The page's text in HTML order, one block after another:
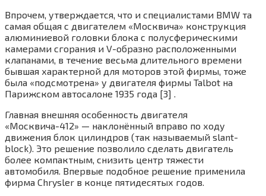
Впрочем, утверждается, что и специалистами BMW та
самая общая с двигателем «Москвича» конструкция
алюминиевой головки блока с полусферическими
камерами сгорания и V-образно расположенными
клапанами, в течение весьма длительного времени
бывшая характерной для моторов этой фирмы, тоже
была «подсмотрена» у двигателя фирмы Talbot на
Парижском автосалоне 1935 года [3] .
Главная внешняя особенность двигателя
«Москвича-412» — наклонённый вправо по ходу
движения блок цилиндров (так называемый slant-
block). Это решение позволило сделать двигатель
более компактным, снизить центр тяжести
автомобиля. Впервые подобное решение применила
фирма Chrysler в конце пятидесятых годов.